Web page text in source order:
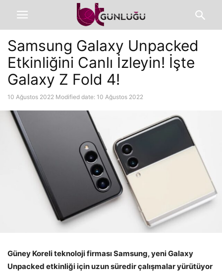
Samsung Galaxy Unpacked
Etkinliğini Canlı İzleyin! İşte
Galaxy Z Fold 4!
10 Ağustos 2022 Modified date: 10 Ağustos 2022
Güney Koreli teknoloji firması Samsung, yeni Galaxy
Unpacked etkinliği için uzun süredir çalışmalar yürütüyor